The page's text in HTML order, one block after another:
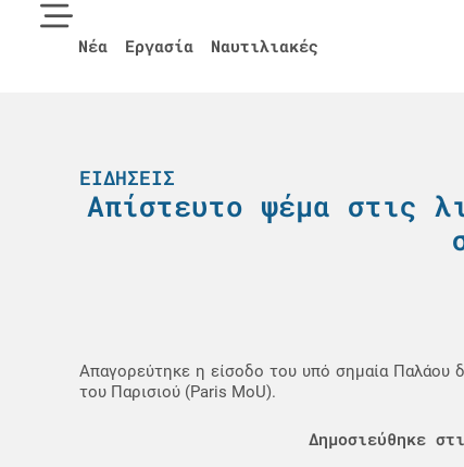
Νέα Εργασία Ναυτιλιακές
ΕΙΔΉΣΕΙΣ
Απίστευτο ψέμα στις
Απαγορεύτηκε η είσοδο του υπό σημαία Παλάου
του Παρισιού (Paris MoU).
Δημοσιεύθηκε